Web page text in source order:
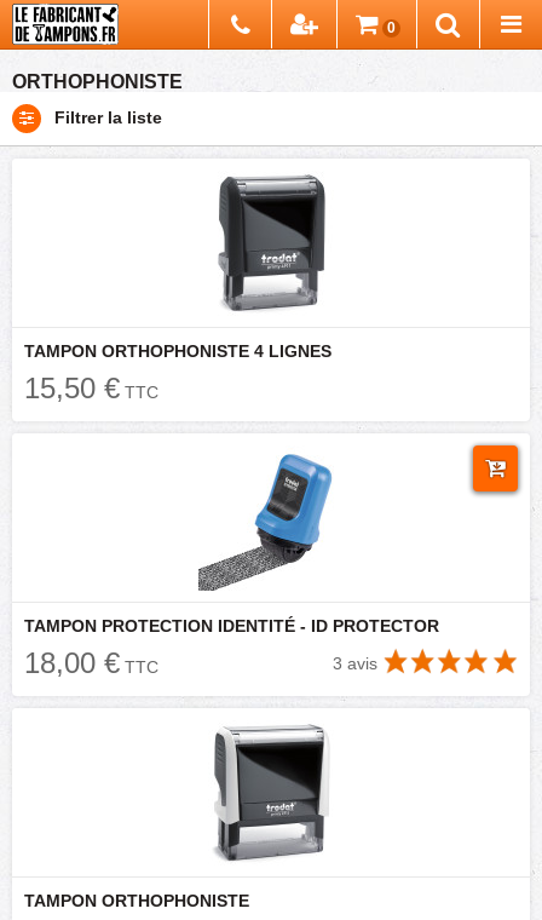
ORTHOPHONISTE
Filtrer la liste
TAMPON ORTHOPHONISTE 4 LIGNES
15,50 € TTC
TAMPON PROTECTION IDENTITÉ - ID PROTECTOR
18,00 € TTC 3 avis
TAMPON ORTHOPHONISTE
0
Chercher